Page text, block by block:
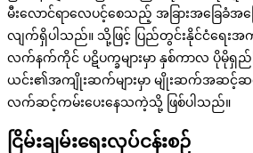
မီးလောင်ရာလေပင့်စေသည့် အခြားအခြေခံအက
လျက်ရှိပါသည်။ သို့ဖြင့် ပြည်တွင်းနိုင်ငံရေး
လက်နက်ကိုင် ပဋိပက္ခများမှာ နှစ်ကာလ ပိုမိုရှည်က
ယင်း၏အကျိုးဆက်များမှာ မျိုးဆက်အဆင့်ဆ
လက်ဆင့်ကမ်းပေးနေသကဲ့သို့ ဖြစ်ပါသည်။
ငြိမ်းချမ်းရေးလုပ်ငန်းစဉ်